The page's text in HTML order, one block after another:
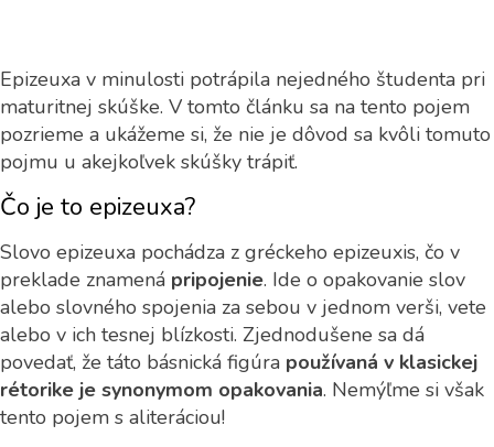
Epizeuxa v minulosti potrápila nejedného študenta pri
maturitnej skúške. V tomto článku sa na tento pojem
pozrieme a ukážeme si, že nie je dôvod sa kvôli tomuto
pojmu u akejkoľvek skúšky trápiť.
Čo je to epizeuxa?
Slovo epizeuxa pochádza z gréckeho epizeuxis, čo v
preklade znamená pripojenie. Ide o opakovanie slov
alebo slovného spojenia za sebou v jednom verši, vete
alebo v ich tesnej blízkosti. Zjednodušene sa dá
povedať, že táto básnická figúra používaná v klasickej
rétorike je synonymom opakovania. Nemýľme si však
tento pojem s aliteráciou!